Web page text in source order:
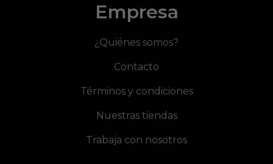
Empresa
¿Quiénes somos?
Contacto
Términos y condiciones
Nuestras tiendas
Trabaja con nosotros